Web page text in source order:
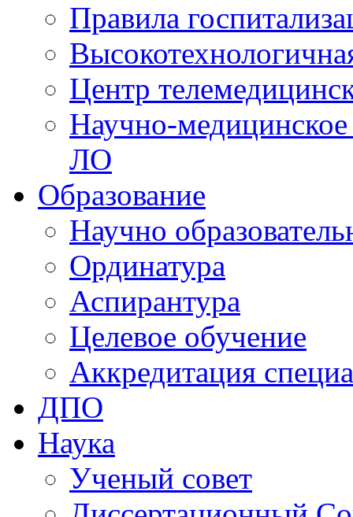
Правила
Центр
Научно-
ЛО
Образование
Научно
Ординатура
Аспирантура
Целевое обучение
Аккредитация
ДПО
Наука
Ученый совет